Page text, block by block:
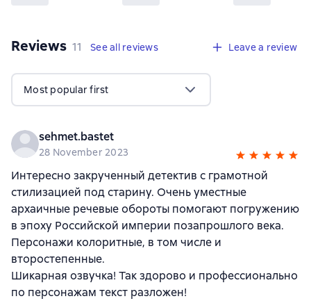
Reviews 11 reviews
11 See all reviews Leave a review
Most popular first
sehmet.bastet
28 November 2023
Интересно закрученный детектив с грамотной
стилизацией под старину. Очень уместные
архаичные речевые обороты помогают погружению
в эпоху Российской империи позапрошлого века.
Персонажи колоритные, в том числе и
второстепенные.
Шикарная озвучка! Так здорово и профессионально
по персонажам текст разложен!